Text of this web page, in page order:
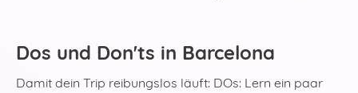
Dos und Don'ts in Barcelona
Damit dein Trip reibungslos läuft: DOs: Lern ein paar